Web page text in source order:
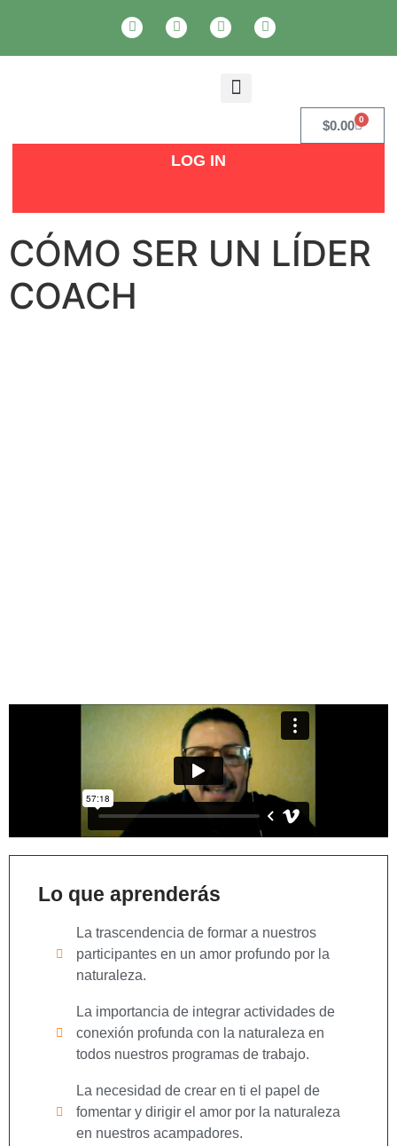
$0.00 0
LOG IN
CÓMO SER UN LÍDER
COACH
Lo que aprenderás
La trascendencia de formar a nuestros
participantes en un amor profundo por la
naturaleza.
La importancia de integrar actividades de
conexión profunda con la naturaleza en
todos nuestros programas de trabajo.
La necesidad de crear en ti el papel de
fomentar y dirigir el amor por la naturaleza
en nuestros acampadores.